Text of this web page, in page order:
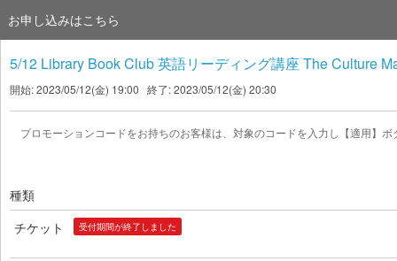
お申し込みはこちら
5/12 Library Book Club 英語リーディング講座 The Culture
開始: 2023/05/12(金) 19:00 終了: 2023/05/12(金) 20:30
プロモーションコードをお持ちのお客様は、対象のコードを入力し【適用】
種類
チケット
受付期間が終了しました